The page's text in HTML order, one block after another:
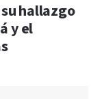
hallazgo
y el